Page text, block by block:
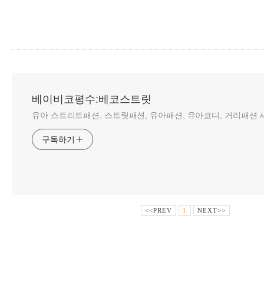
베이비코평수:베코스트릿
유아 스트리트패션, 스트릿패션, 유아패션, 유아코디, 거리패션
구독하기
<<PREV 1 NEXT>>